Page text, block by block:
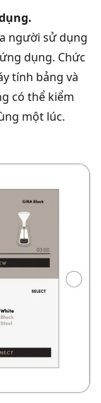
người sử dụng
dụng. Chức
tính bảng và
có thể kiểm
một lúc.